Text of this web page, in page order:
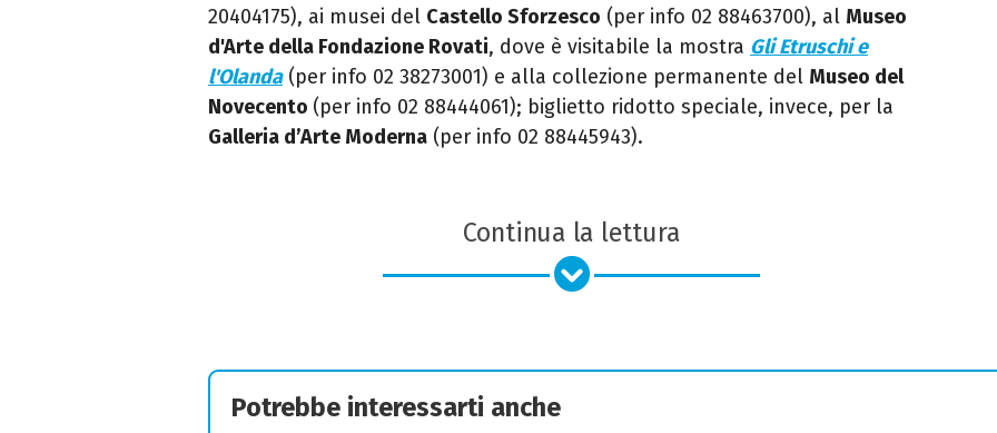
20404175), ai musei del Castello Sforzesco (per info 02 88463700), al Museo
d'Arte della Fondazione Rovati, dove è visitabile la mostra Gli Etruschi e
l'Olanda(per info 02 38273001) e alla collezione permanente del Museo del
Novecento (per info 02 88444061); biglietto ridotto speciale, invece, per la
Galleria d’Arte Moderna (per info 02 88445943).
Continua la lettura
Potrebbe interessarti anche